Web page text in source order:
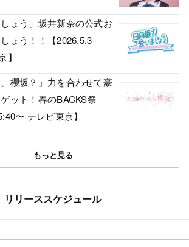
しょう」坂井新奈の公式お
ょう！！【2026.5.3
】
、櫻坂？」力を合わせて豪
ット！春のBACKS祭
〜 テレビ東京】
もっと見る
リリーススケジュール